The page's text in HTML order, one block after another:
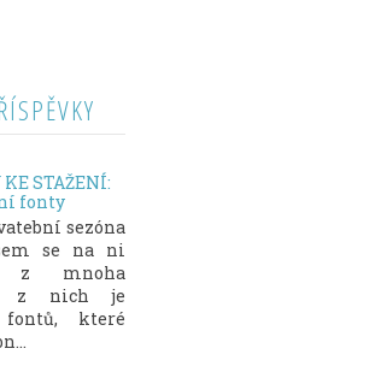
STAŽENÍ:
fonty
sezóna
se na ni
z mnoha
z nich je
které